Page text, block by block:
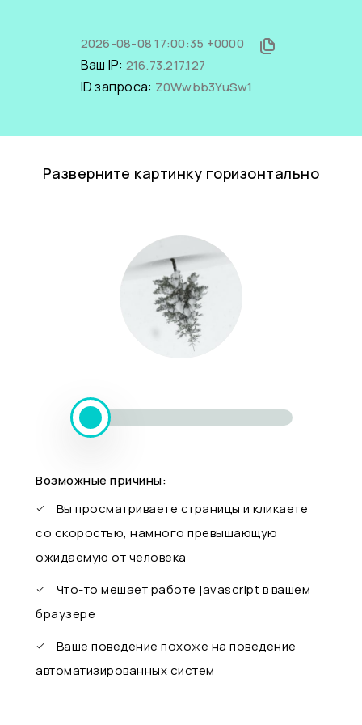
2026-08-08 17:00:35 +0000
Ваш IP: 216.73.217.127
ID запроса: Z0Wwbb3YuSw1
Разверните картинку горизонтально
Возможные причины:
Вы просматриваете страницы и кликаете
со скоростью, намного превышающую
ожидаемую от человека
Что-то мешает работе javascript в вашем
браузере
Ваше поведение похоже на поведение
автоматизированных систем